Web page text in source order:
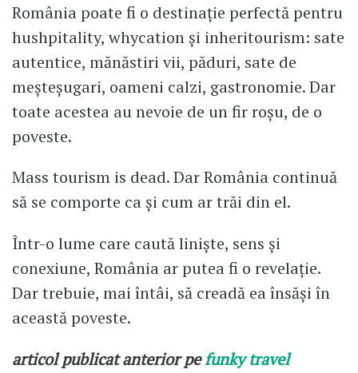
România poate fi o destinație perfectă pentru
hushpitality, whycation și inheritourism: sate
autentice, mănăstiri vii, păduri, sate de
meșteșugari, oameni calzi, gastronomie. Dar
toate acestea au nevoie de un fir roșu, de o
poveste.
Mass tourism is dead. Dar România continuă
să se comporte ca și cum ar trăi din el.
Într-o lume care caută liniște, sens și
conexiune, România ar putea fi o revelație.
Dar trebuie, mai întâi, să creadă ea însăși în
această poveste.
articol publicat anterior pefunky travel